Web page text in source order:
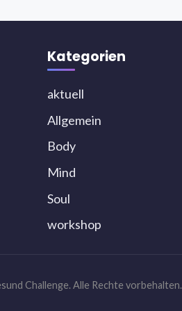
Kategorien
aktuell
Allgemein
Body
Mind
Soul
workshop
Challenge. Alle Rechte vorbehalten.